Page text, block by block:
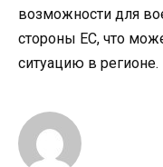
возможности для
стороны ЕС, что
ситуацию в регионе.